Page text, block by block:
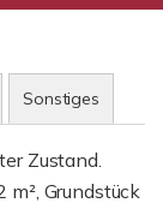
Sonstiges
Zustand.
Grundstück